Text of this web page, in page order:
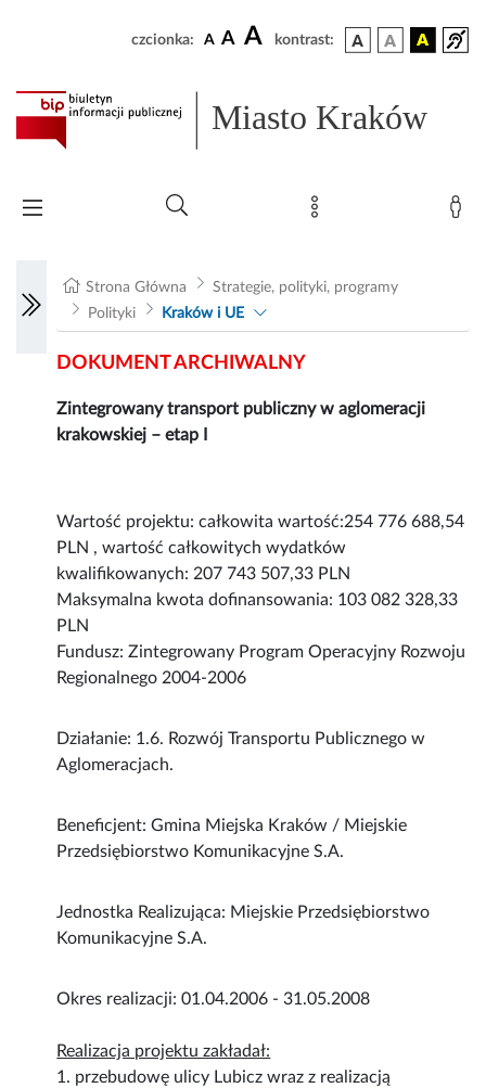
czcionka: A A A kontrast:
Miasto Kraków
Strona Główna
Strategie, polityki, programy
Polityki
Kraków i UE
DOKUMENT ARCHIWALNY
Zintegrowany transport publiczny w aglomeracji
krakowskiej – etap I
Wartość projektu: całkowita wartość:254 776 688,54
PLN , wartość całkowitych wydatków
kwalifikowanych: 207 743 507,33 PLN
Maksymalna kwota dofinansowania: 103 082 328,33
PLN
Fundusz: Zintegrowany Program Operacyjny Rozwoju
Regionalnego 2004-2006
Działanie: 1.6. Rozwój Transportu Publicznego w
Aglomeracjach.
Beneficjent: Gmina Miejska Kraków / Miejskie
Przedsiębiorstwo Komunikacyjne S.A.
Jednostka Realizująca: Miejskie Przedsiębiorstwo
Komunikacyjne S.A.
Okres realizacji: 01.04.2006 - 31.05.2008
Realizacja projektu zakładał:
1. przebudowę ulicy Lubicz wraz z realizacją